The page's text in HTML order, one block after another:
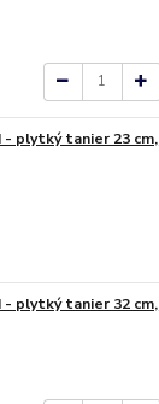
- plytký tanier 23 cm,
- plytký tanier 32 cm,